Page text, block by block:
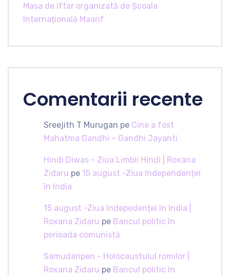
Masa de iftar organizată de Școala
Internațională Maarif
Comentarii recente
Sreejith T Murugan pe Cine a fost
Mahatma Gandhi – Gandhi Jayanti
Hindi Diwas - Ziua Limbii Hindi | Roxana
Zidaru pe 15 august -Ziua Independenței
în India
15 august -Ziua Indepedenței în India |
Roxana Zidaru pe Bancul politic în
perioada comunistă
Samudaripen - Holocaustulul romilor |
Roxana Zidaru pe Bancul politic în